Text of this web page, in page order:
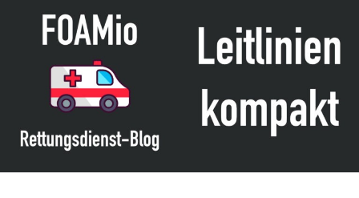
Hubschrauber (ZSH)